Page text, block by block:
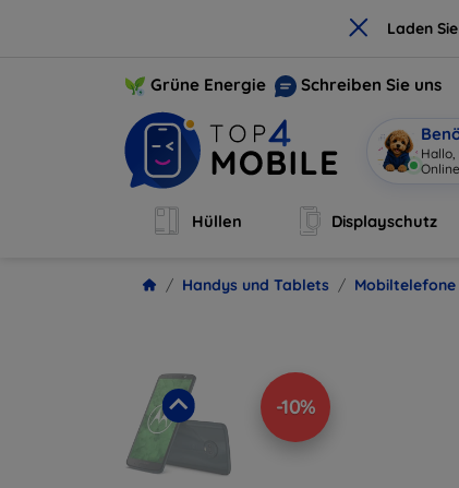
× Laden
Grüne Energie Schreiben Sie uns
Hüllen Displayschutz
Handys und Tablets Mobiltelefone
-10%